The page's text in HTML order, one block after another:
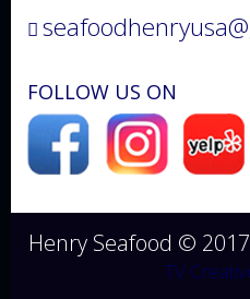
FOLLOW US ON
Henry Seafood ©
TV